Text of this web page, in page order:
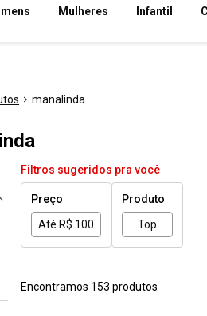
Mulheres Infantil
manalinda
Filtros sugeridos pra você
Preço
Até R$ 100
Produto
Top
Encontramos 153 produtos